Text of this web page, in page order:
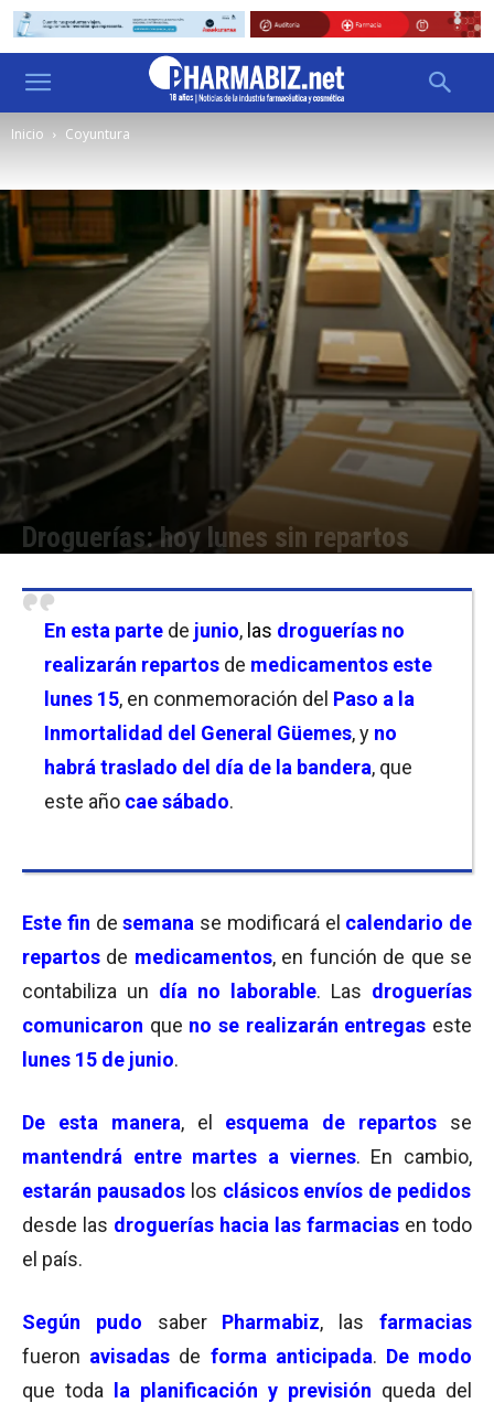
Inicio Coyuntura
Droguerías: hoy lunes sin repartos
En esta parte de junio, las droguerías no
realizarán repartos de medicamentos este
lunes 15, en conmemoración del Paso a la
Inmortalidad del General Güemes, y no
habrá traslado del día de la bandera, que
este año cae sábado.
Este fin desemana se modificará el calendario de
repartos de medicamentos, en función de que se
contabiliza un día no laborable. Las droguerías
comunicaron que no se realizarán entregas este
lunes 15 de junio.
De esta manera, el esquema de repartos se
mantendrá entre martes a viernes. En cambio,
estarán pausadoslos clásicos envíos de pedidos
desde las droguerías hacia las farmacias en todo
el país.
Según pudo saber Pharmabiz, las farmacias
fueron avisadas de forma anticipada. De modo
que toda
la planificación y previsión queda del